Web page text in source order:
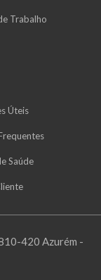
Trabalho
Úteis
Saúde
420 Azurém -